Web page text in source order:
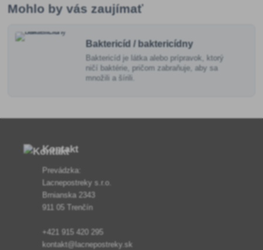
Mohlo by vás zaujímať
Baktericíd / baktericídny
Baktericíd je látka alebo prípravok, ktorý
ničí baktérie, pričom zabraňuje, aby sa
množili a šírili.
Kontakt
Prevádzka:
Lacnepostreky s.r.o.
Brnianska 2343
911 05 Trenčín
+421 915 420 295
kontakt@lacnepostreky.sk